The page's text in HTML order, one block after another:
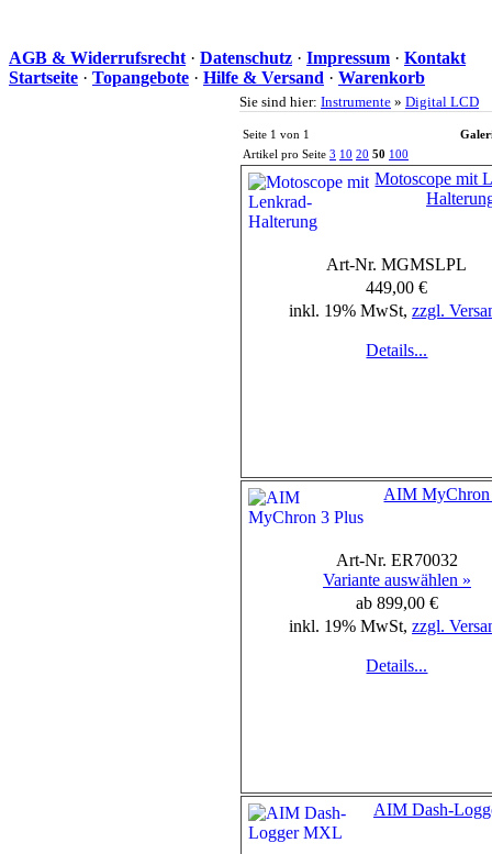
AGB & Widerrufsrecht · Datenschutz · Impressum · Kontakt
Startseite · Topangebote · Hilfe & Versand · Warenkorb
Sie sind hier: Instrumente » Digital LCD
Seite 1 von 1
Artikel pro Seite 3 10 20 50 100
Motoscope mit
Art-Nr. MGMSLPL
449,00 €
inkl. 19% MwSt, zzgl.
Details...
AIM MyChron
Art-Nr. ER70032
Variante auswählen »
ab 899,00 €
inkl. 19% MwSt, zzgl.
Details...
AIM Dash-